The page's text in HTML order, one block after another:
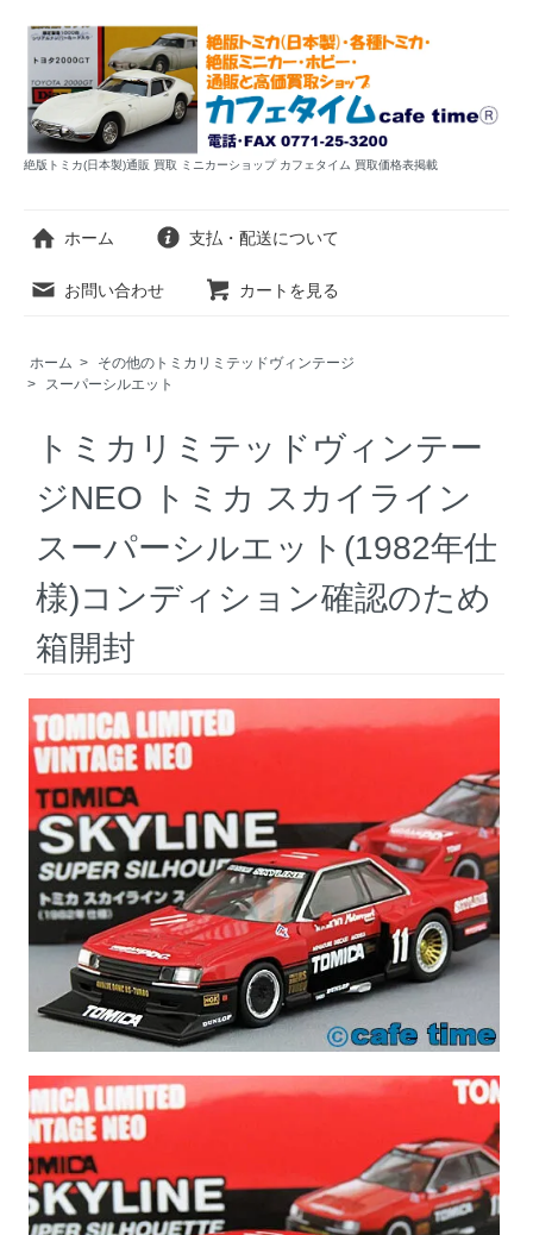
絶版トミカ(日本製)通販 買取 ミニカーショップ カフェタイム 買取価格表掲載
ホーム 支払・配送について
お問い合わせ カートを見る
ホーム >
その他のトミカリミテッドヴィンテージ
>
スーパーシルエット
トミカリミテッドヴィンテー
ジNEO トミカ スカイライン
スーパーシルエット(1982年仕
様)コンディション確認のため
箱開封